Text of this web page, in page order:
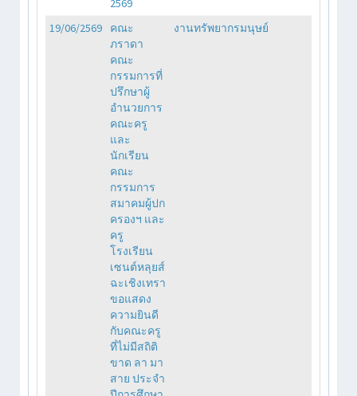
2569
19/06/2569
คณะ
ภราดา
คณะ
กรรมการที่
ปรึกษาผู้
อำนวยการ
คณะครู
และ
นักเรียน
คณะ
กรรมการ
สมาคมผู้ปก
ครองฯ และ
ครู
โรงเรียน
เซนต์หลุยส์
ฉะเชิงเทรา
ขอแสดง
ความยินดี
กับคณะครู
ที่ไม่มีสถิติ
ขาด ลา มา
สาย ประจำ
งานทรัพยากรมนุษย์